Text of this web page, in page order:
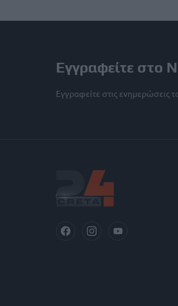
Εγγραφείτε στο
Εγγραφείτε στις ενημερώσεις